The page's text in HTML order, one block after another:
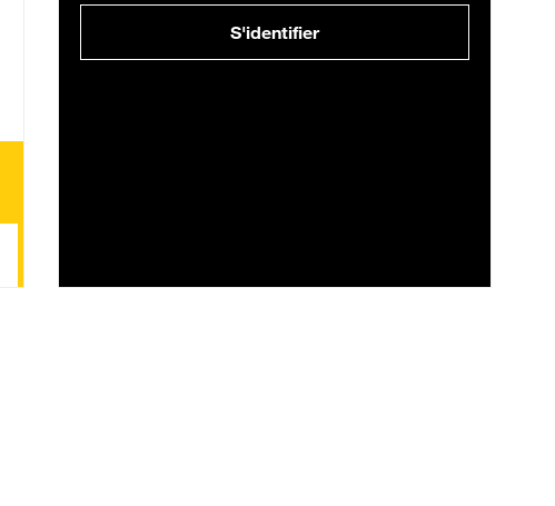
S'identifier